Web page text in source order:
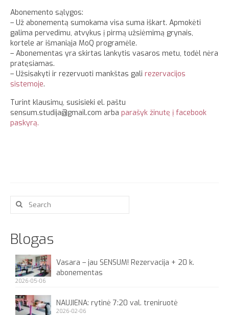
Abonemento sąlygos:
– Už abonementą sumokama visa suma iškart. Apmokėti
galima pervedimu, atvykus į pirmą užsiėmimą grynais,
kortele ar išmaniąja MoQ programėle.
– Abonementas yra skirtas lankytis vasaros metu, todėl nėra
pratęsiamas.
– Užsisakyti ir rezervuoti mankštas gali rezervacijos
sistemoje.
Turint klausimų, susisieki el. paštu
sensum.studija@gmail.com arba parašyk žinutę į facebook
paskyrą.
Search
for:
Blogas
Vasara – jau SENSUM! Rezervacija + 20 k.
abonementas
2026-05-06
NAUJIENA: rytinė 7:20 val. treniruotė
2026-02-06